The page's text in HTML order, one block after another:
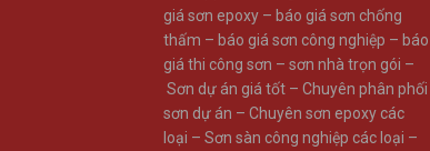
giá sơn epoxy – báo giá sơn chống
thấm – báo giá sơn công nghiệp – báo
giá thi công sơn – sơn nhà trọn gói –
Sơn dự án giá tốt – Chuyên phân phối
sơn dự án – Chuyên sơn epoxy các
loại – Sơn sàn công nghiệp các loại –